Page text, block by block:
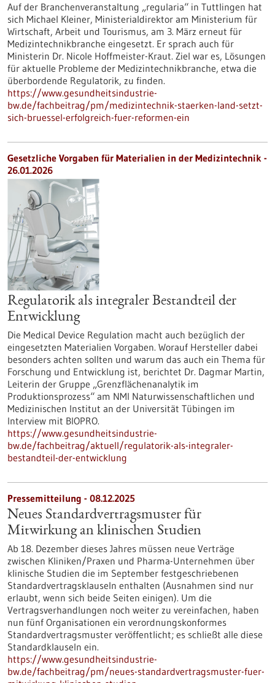
Auf der Branchenveranstaltung „regularia“ in Tuttlingen hat
sich Michael Kleiner, Ministerialdirektor am Ministerium für
Wirtschaft, Arbeit und Tourismus, am 3. März erneut für
Medizintechnikbranche eingesetzt. Er sprach auch für
Ministerin Dr. Nicole Hoffmeister-Kraut. Ziel war es, Lösungen
für aktuelle Probleme der Medizintechnikbranche, etwa die
überbordende Regulatorik, zu finden.
https://www.gesundheitsindustrie-
bw.de/fachbeitrag/pm/medizintechnik-staerken-land-setzt-
sich-bruessel-erfolgreich-fuer-reformen-ein
Gesetzliche Vorgaben für Materialien in der Medizintechnik -
26.01.2026
Regulatorik als integraler Bestandteil der
Entwicklung
Die Medical Device Regulation macht auch bezüglich der
eingesetzten Materialien Vorgaben. Worauf Hersteller dabei
besonders achten sollten und warum das auch ein Thema für
Forschung und Entwicklung ist, berichtet Dr. Dagmar Martin,
Leiterin der Gruppe „Grenzflächenanalytik im
Produktionsprozess“ am NMI Naturwissenschaftlichen und
Medizinischen Institut an der Universität Tübingen im
Interview mit BIOPRO.
https://www.gesundheitsindustrie-
bw.de/fachbeitrag/aktuell/regulatorik-als-integraler-
bestandteil-der-entwicklung
Pressemitteilung - 08.12.2025
Neues Standardvertragsmuster für
Mitwirkung an klinischen Studien
Ab 18. Dezember dieses Jahres müssen neue Verträge
zwischen Kliniken/Praxen und Pharma-Unternehmen über
klinische Studien die im September festgeschriebenen
Standardvertragsklauseln enthalten (Ausnahmen sind nur
erlaubt, wenn sich beide Seiten einigen). Um die
Vertragsverhandlungen noch weiter zu vereinfachen, haben
nun fünf Organisationen ein verordnungskonformes
Standardvertragsmuster veröffentlicht; es schließt alle diese
Standardklauseln ein.
https://www.gesundheitsindustrie-
bw.de/fachbeitrag/pm/neues-standardvertragsmuster-fuer-